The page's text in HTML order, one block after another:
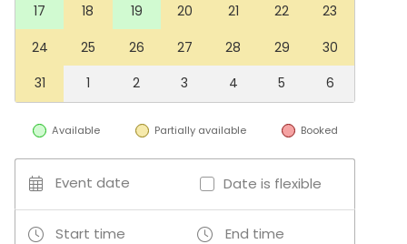
Activities
Outdoor activities
Additional information about services and facilities
Astiastoa mahdollisuus vuokrata lisähintaan.
17
18 19 20 21 22
23
24
25 26 27 28 29
30
31
1 2 3 4 5 6
Available Partially available Booked
Event date Date is flexible
Start time End time